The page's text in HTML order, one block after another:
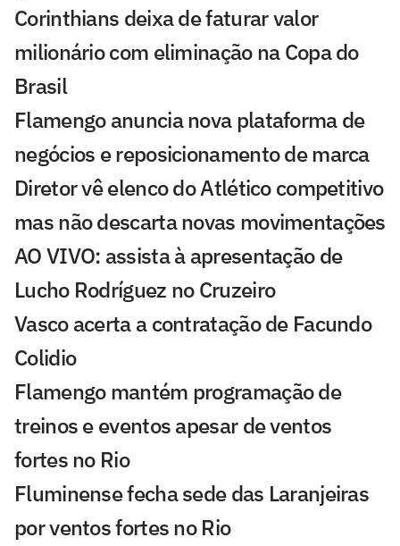
Corinthians deixa de faturar valor
milionário com eliminação na Copa do
Brasil
Flamengo anuncia nova plataforma de
negócios e reposicionamento de marca
Diretor vê elenco do Atlético competitivo
mas não descarta novas movimentações
AO VIVO: assista à apresentação de
Lucho Rodríguez no Cruzeiro
Vasco acerta a contratação de Facundo
Colidio
Flamengo mantém programação de
treinos e eventos apesar de ventos
fortes no Rio
Fluminense fecha sede das Laranjeiras
por ventos fortes no Rio